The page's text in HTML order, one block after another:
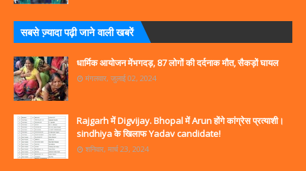
सबसे ज्‍़यादा पढ़ी जाने वाली खबरें
धार्मिक आयोजन मेंभगदड़, 87 लोगों की दर्दनाक मौत, सैकड़ों घायल
मंगलवार, जुलाई 02, 2024
Rajgarh में Digvijay. Bhopal में Arun होंगे कांग्रेस प्रत्याशी।
sindhiya के खिलाफ Yadav candidate!
शनिवार, मार्च 23, 2024